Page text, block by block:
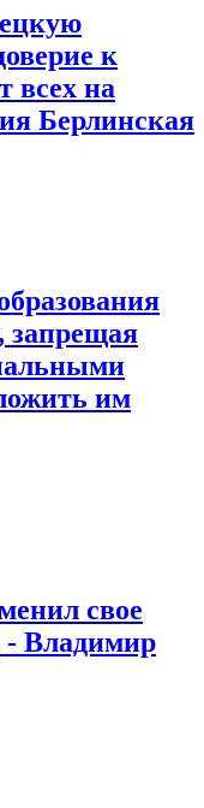
к
всех на
Берлинская
запрещая
им
свое
- Владимир